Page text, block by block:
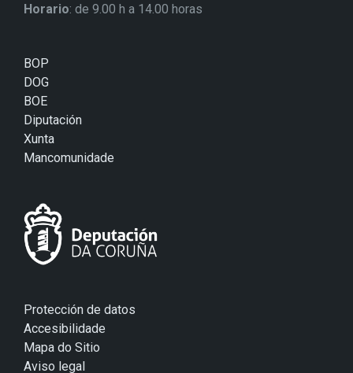
Horario: de 9.00 h a 14.00 horas
BOP
DOG
BOE
Diputación
Xunta
Mancomunidade
Protección de datos
Accesibilidade
Mapa do Sitio
Aviso legal